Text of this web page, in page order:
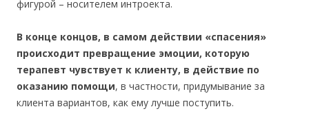
фигурой – носителем интроекта.
В конце концов, в самом действии «спасения»
происходит превращение эмоции, которую
терапевт чувствует к клиенту, в действие по
оказанию помощи, в частности, придумывание за
клиента вариантов, как ему лучше поступить.